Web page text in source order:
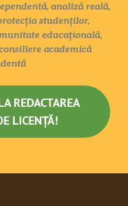
analiză reală,
studenților,
educațională,
academică
REDACTAREA
LICENȚĂ!